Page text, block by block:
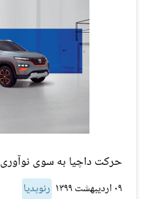
حرکت داچیا به سوی نوآوری
۰۹ اردیبهشت ۱۳۹۹ رنوپدیا